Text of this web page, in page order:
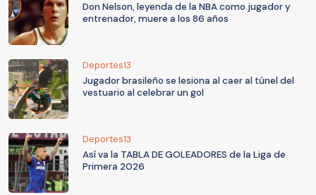
Don Nelson, leyenda de la NBA como jugador y
entrenador, muere a los 86 años
Deportes13
Jugador brasileño se lesiona al caer al túnel del
vestuario al celebrar un gol
Deportes13
Así va la TABLA DE GOLEADORES de la Liga de
Primera 2026